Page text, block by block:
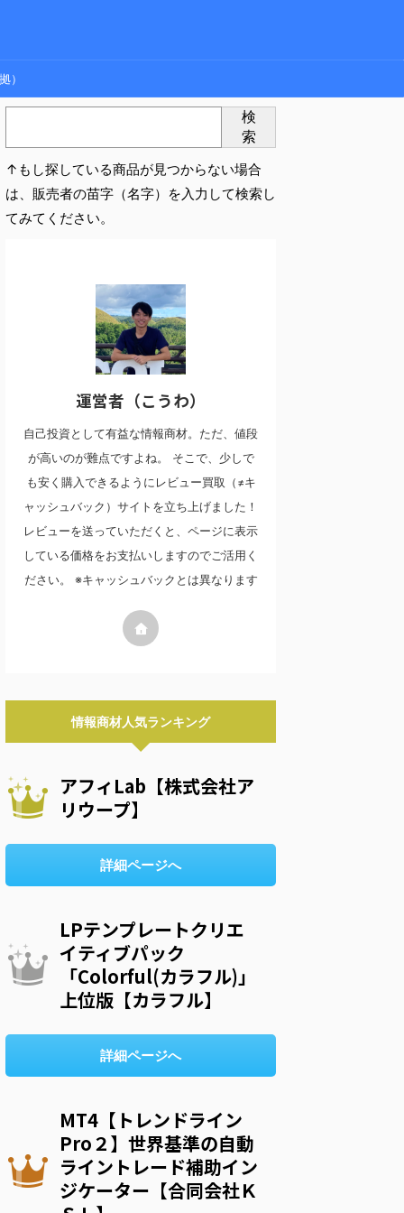
）
検
索
↑もし探している商品が見つからない場合
は、販売者の苗字（名字）を入力して検索し
てみてください。
運営者（こうわ）
自己投資として有益な情報商材。ただ、値段
が高いのが難点ですよね。 そこで、少しで
も安く購入できるようにレビュー買取（≠キ
ャッシュバック）サイトを立ち上げました！
レビューを送っていただくと、ページに表示
している価格をお支払いしますのでご活用く
ださい。 ※キャッシュバックとは異なります
情報商材人気ランキング
アフィLab【株式会社ア
リウープ】
詳細ページへ
LPテンプレートクリエ
イティブパック
「Colorful(カラフル)」
上位版【カラフル】
詳細ページへ
MT4【トレンドライン
Pro２】世界基準の自動
ライントレード補助イン
ジケーター【合同会社Ｋ